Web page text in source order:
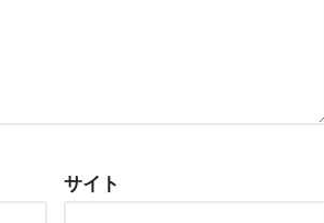
サイト